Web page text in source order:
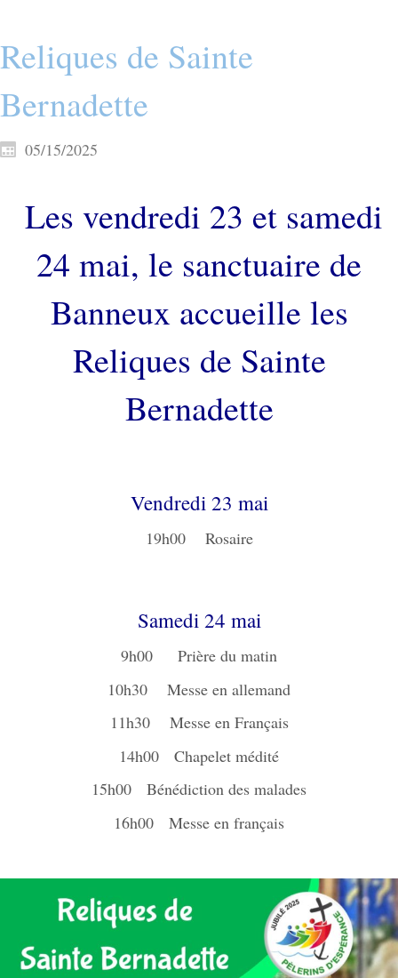
Reliques de Sainte
Bernadette
05/15/2025
Les vendredi 23 et samedi
24 mai, le sanctuaire de
Banneux accueille les
Reliques de Sainte
Bernadette
Vendredi 23 mai
19h00 Rosaire
Samedi 24 mai
9h00 Prière du matin
10h30 Messe en allemand
11h30 Messe en Français
14h00 Chapelet médité
15h00 Bénédiction des malades
16h00 Messe en français